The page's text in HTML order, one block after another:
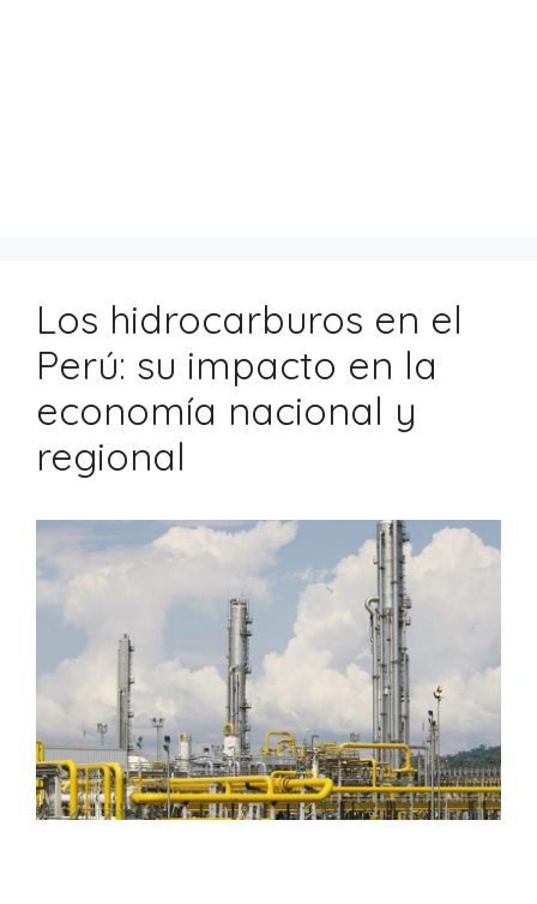
Los hidrocarburos en el
Perú: su impacto en la
economía nacional y
regional